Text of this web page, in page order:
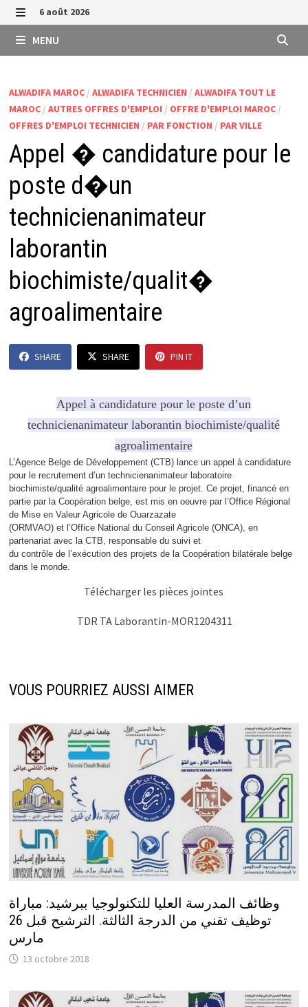
Passer
au
contenu
MENU
6 août 2026
MENU
ALWADIFA MAROC/ ALWADIFA TECHNICIEN / ALWADIFA TOUT LE
MAROC/ AUTRES OFFRES D'EMPLOI / OFFRE D'EMPLOI MAROC/
OFFRES D'EMPLOI TECHNICIEN / PAR FONCTION / PAR VILLE
Appel � candidature pour le
poste d�un
technicienanimateur
laborantin
biochimiste/qualit�
agroalimentaire
SHARE SHARE PIN IT
Appel à candidature pour le poste d’un
technicienanimateur laborantin biochimiste/qualité
agroalimentaire
L’Agence Belge de Développement (CTB) lance un appel à candidature
pour le recrutement d’un technicienanimateur laboratoire
biochimiste/qualité agroalimentaire pour le projet. Ce projet, financé en
partie par la Coopération belge, est mis en oeuvre par l’Office Régional
de Mise en Valeur Agricole de Ouarzazate
(ORMVAO) et l’Office National du Conseil Agricole (ONCA), en
partenariat avec la CTB, responsable du suivi et
du contrôle de l’exécution des projets de la Coopération bilatérale belge
dans le monde.
Télécharger les pièces jointes
TDR TA Laborantin-MOR1204311
VOUS POURRIEZ AUSSI AIMER
وظائف المدرسة العليا للتكنولوجيا ببرشيد: مباراة
توظيف تقني من الدرجة الثالثة. الترشيح قبل 26
مارس
13 octobre 2018